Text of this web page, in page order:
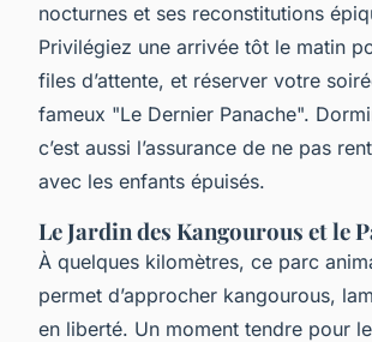
nocturnes et ses reconstitutions
Privilégiez une arrivée tôt le matin
files d’attente, et réserver votre
fameux "Le Dernier Panache".
c’est aussi l’assurance de ne pas
avec les enfants épuisés.
Le Jardin des Kangourous et le
À quelques kilomètres, ce parc
permet d’approcher kangourous,
en liberté. Un moment tendre pour